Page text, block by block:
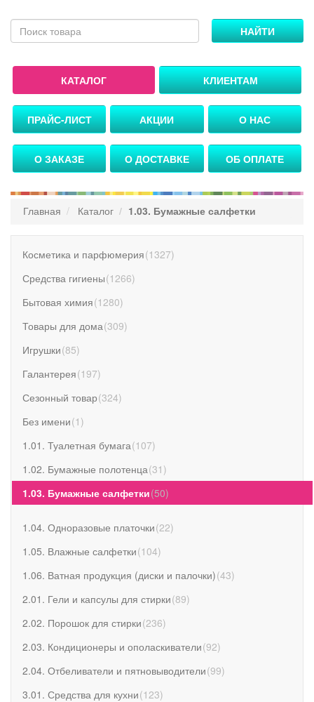
НАЙТИ
КАТАЛОГ КЛИЕНТАМ
ПРАЙС-ЛИСТ АКЦИИ О НАС
О ЗАКАЗЕ О ДОСТАВКЕ ОБ ОПЛАТЕ
Главная Каталог 1.03. Бумажные салфетки
Косметика и парфюмерия(1327)
Средства гигиены(1266)
Бытовая химия(1280)
Товары для дома(309)
Игрушки(85)
Галантерея(197)
Сезонный товар(324)
Без имени(1 )
1.01. Туалетная бумага(107)
1.02. Бумажные полотенца(31 )
1.03. Бумажные салфетки(50)
1.04. Одноразовые платочки(22)
1.05. Влажные салфетки(104)
1.06. Ватная продукция (диски и палочки)(43)
2.01. Гели и капсулы для стирки(89)
2.02. Порошок для стирки(236)
2.03. Кондиционеры и ополаскиватели(92)
2.04. Отбеливатели и пятновыводители(99)
3.01. Средства для кухни(123)